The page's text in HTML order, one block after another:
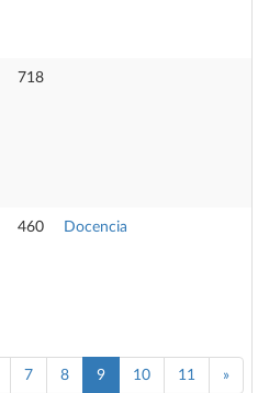
718
460 Docencia
7 8 9 10 11 »